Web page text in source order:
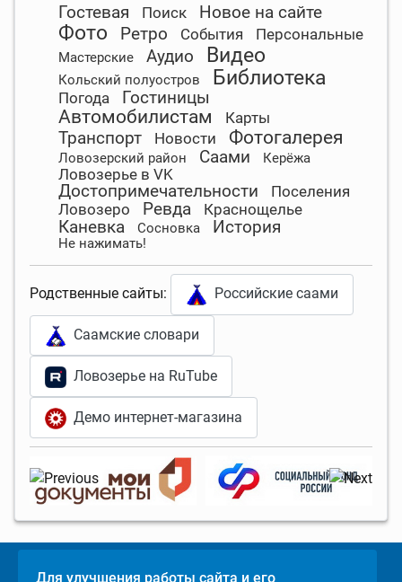
Гостевая Поиск Новое на сайте
Фото Ретро События Персональные
Мастерские Аудио Видео
Кольский полуостров Библиотека
Погода Гостиницы
Автомобилистам Карты
Транспорт Новости Фотогалерея
Ловозерский район Саами Керёжа
Ловозерье в VK
Достопримечательности
Поселения
Ловозеро
Ревда Краснощелье
Каневка Сосновка История
Не нажимать!
Родственные сайты: Российские саами
Саамские словари
Ловозерье на RuTube
Демо интернет-магазина
Для улучшения работы сайта и его